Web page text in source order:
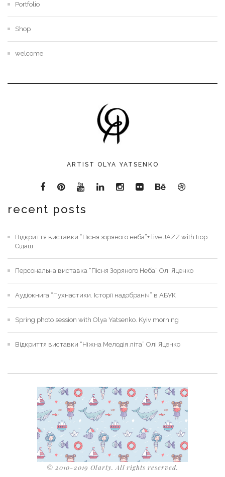
Portfolio
Shop
welcome
ARTIST OLYA YATSENKO
recent posts
Відкриття виставки “Пісня зоряного неба”+ live JAZZ with Ігор
Сідаш
Персональна виставка “Пісня Зоряного Неба” Олі Яценко
Аудіокнига “Пухнастики. Історії надобраніч” в АБУК
Spring photo session with Olya Yatsenko. Kyiv morning
Відкриття виставки “Ніжна Мелодія літа” Олі Яценко
© 2010-2019 Olarty. All rights reserved.